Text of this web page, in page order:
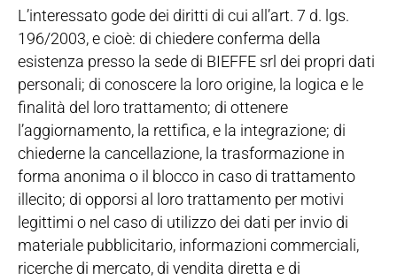
L’interessato gode dei diritti di cui all’art. 7 d. lgs.
196/2003, e cioè: di chiedere conferma della
esistenza presso la sede di BIEFFE srl dei propri dati
personali; di conoscere la loro origine, la logica e le
finalità del loro trattamento; di ottenere
l’aggiornamento, la rettifica, e la integrazione; di
chiederne la cancellazione, la trasformazione in
forma anonima o il blocco in caso di trattamento
illecito; di opporsi al loro trattamento per motivi
legittimi o nel caso di utilizzo dei dati per invio di
materiale pubblicitario, informazioni commerciali,
ricerche di mercato, di vendita diretta e di